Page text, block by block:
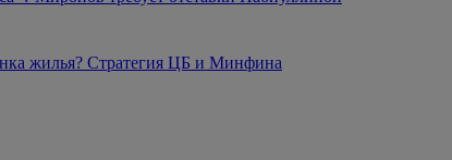
жилья? Стратегия ЦБ и Минфина